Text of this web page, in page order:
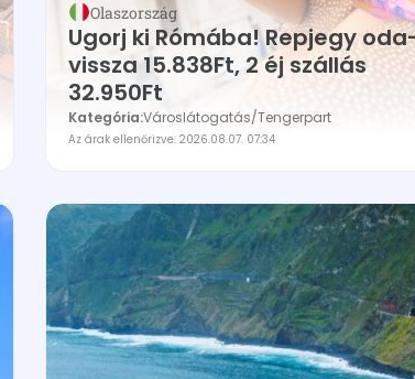
Olaszország
Ugorj ki Rómába! Repjegy
vissza 15.838Ft, 2 éj szállás
32.950Ft
Kategória:Városlátogatás/Tengerpart
Az árak ellenőrizve: 2026.08.07. 07:34